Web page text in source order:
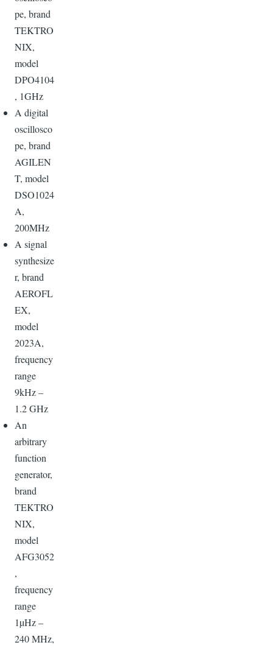
pe, brand
TEKTRO
NIX,
model
DPO4104
, 1GHz
A digital
oscillosco
pe, brand
AGILEN
T, model
DSO1024
A,
200MHz
A signal
synthesize
r, brand
AEROFL
EX,
model
2023A,
frequency
range
9kHz –
1.2 GHz
An
arbitrary
function
generator,
brand
TEKTRO
NIX,
model
AFG3052
,
frequency
range
1µHz –
240 MHz,